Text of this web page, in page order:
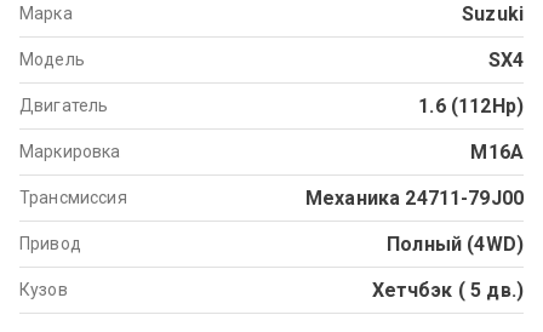
Марка Suzuki
Модель SX4
Двигатель 1.6 (112Hp)
Маркировка M16A
Трансмиссия Механика 24711-79J00
Привод Полный (4WD)
Кузов Хетчбэк ( 5 дв.)